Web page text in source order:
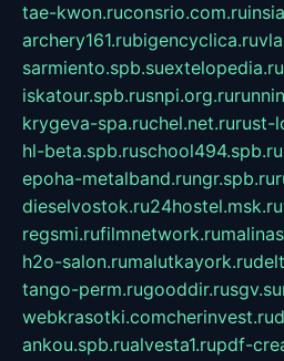
tae-kwon.ruconsrio.com.ru
archery161.rubigencyclica.ru
sarmiento.spb.suextelopedia.ru
iskatour.spb.rusnpi.org.ru
krygeva-spa.ruchel.net.rurust-
hl-beta.spb.ruschool494.spb.ru
epoha-metalband.rungr.spb.ru
dieselvostok.ru24hostel.msk.ru
regsmi.rufilmnetwork.ru
h2o-salon.rumalutkayork.ru
tango-perm.rugooddir.rusgv.su
webkrasotki.comcherinvest.ru
ankou.spb.rualvesta1.rupdf-